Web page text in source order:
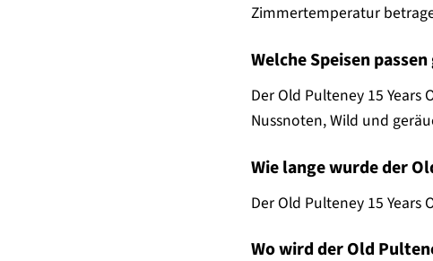
Zimmertemperatur
Welche Speisen
Der Old Pulteney 15
Nussnoten, Wild und
Wie lange wurde der
Der Old Pulteney 15
Wo wird der Old